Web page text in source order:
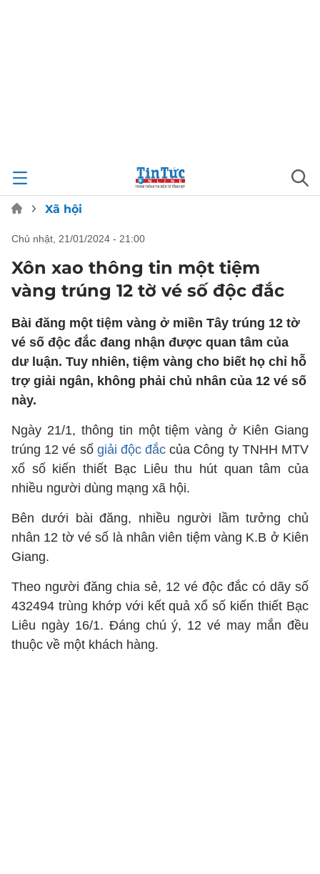
Xã hội
chủ nhật, 21/01/2024 - 21:00
Xôn xao thông tin một tiệm
vàng trúng 12 tờ vé số độc đắc
Bài đăng một tiệm vàng ở miền Tây trúng 12 tờ
vé số độc đắc đang nhận được quan tâm của
dư luận. Tuy nhiên, tiệm vàng cho biết họ chỉ hỗ
trợ giải ngân, không phải chủ nhân của 12 vé số
này.
Ngày 21/1, thông tin một tiệm vàng ở Kiên Giang
trúng 12 vé số giải độc đắc của Công ty TNHH MTV
xổ số kiến thiết Bạc Liêu thu hút quan tâm của
nhiều người dùng mạng xã hội.
Bên dưới bài đăng, nhiều người lầm tưởng chủ
nhân 12 tờ vé số là nhân viên tiệm vàng K.B ở Kiên
Giang.
Theo người đăng chia sẻ, 12 vé độc đắc có dãy số
432494 trùng khớp với kết quả xổ số kiến thiết Bạc
Liêu ngày 16/1. Đáng chú ý, 12 vé may mắn đều
thuộc về một khách hàng.